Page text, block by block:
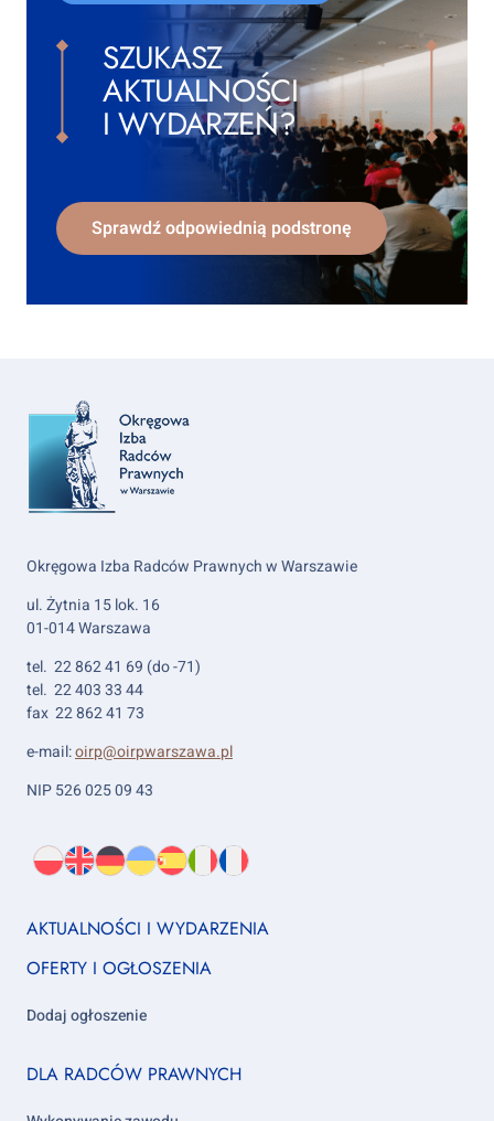
SZUKASZ
AKTUALNOŚCI
I WYDARZEŃ?
Sprawdź odpowiednią podstronę
Okręgowa Izba Radców Prawnych w Warszawie
ul. Żytnia 15 lok. 16
01-014 Warszawa
tel. 22 862 41 69 (do -71)
tel. 22 403 33 44
fax 22 862 41 73
e-mail:oirp@oirpwarszawa.pl
NIP 526 025 09 43
Wybierz
język:
PL
O
EN
About
DE
About
UK
About
ES
About
IT
About
FR
About
Footer
1
AKTUALNOŚCI I WYDARZENIA
OFERTY I OGŁOSZENIA
Dodaj ogłoszenie
Footer
DLA RADCÓW PRAWNYCH